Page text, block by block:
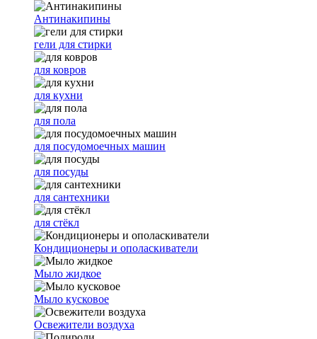
Антинакипины
гели для стирки
для ковров
для кухни
для пола
для посудомоечных машин
для посуды
для сантехники
для стёкл
Кондиционеры и ополаскиватели
Мыло жидкое
Мыло кусковое
Освежители воздуха